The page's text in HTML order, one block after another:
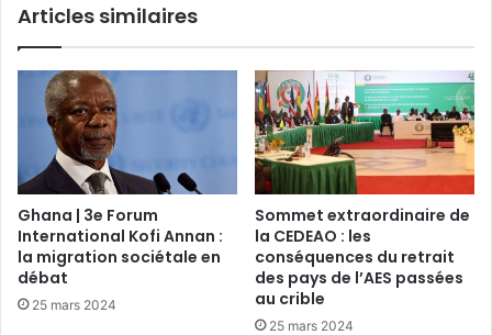
Articles similaires
Ghana | 3e Forum
International Kofi Annan :
la migration sociétale en
débat
25 mars 2024
Sommet extraordinaire de
la CEDEAO : les
conséquences du retrait
des pays de l’AES passées
au crible
25 mars 2024